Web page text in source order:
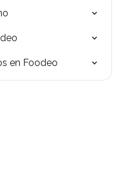
en Foodeo